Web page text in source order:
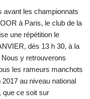
avant les championnats
à Paris, le club de la
une répétition le
dès 13 h 30, à la
y retrouverons
les rameurs manchots
2017 au niveau national
que ce soit sur